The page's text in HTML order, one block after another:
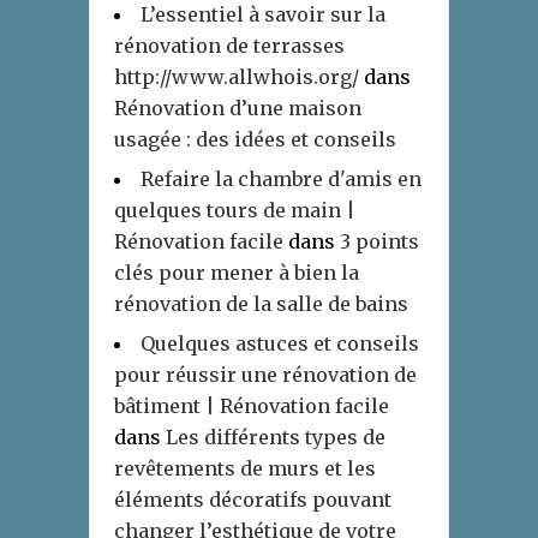
L’essentiel à savoir sur la
rénovation de terrasses
http://www.allwhois.org/ dans
Rénovation d’une maison
usagée : des idées et conseils
Refaire la chambre d'amis en
quelques tours de main |
Rénovation facile dans 3 points
clés pour mener à bien la
rénovation de la salle de bains
Quelques astuces et conseils
pour réussir une rénovation de
bâtiment | Rénovation facile
dans Les différents types de
revêtements de murs et les
éléments décoratifs pouvant
changer l’esthétique de votre